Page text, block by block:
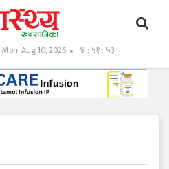
Mon, Aug 10, 2026 ४ : ५१ : ५५